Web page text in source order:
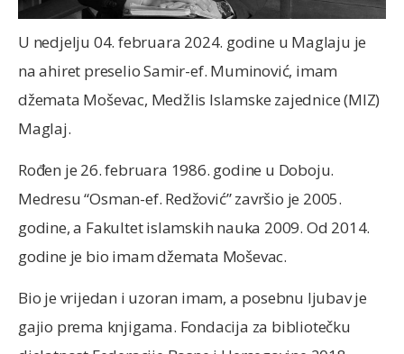
U nedjelju 04. februara 2024. godine u Maglaju je
na ahiret preselio Samir-ef. Muminović, imam
džemata Moševac, Medžlis Islamske zajednice (MIZ)
Maglaj.
Rođen je 26. februara 1986. godine u Doboju.
Medresu “Osman-ef. Redžović” završio je 2005.
godine, a Fakultet islamskih nauka 2009. Od 2014.
godine je bio imam džemata Moševac.
Bio je vrijedan i uzoran imam, a posebnu ljubav je
gajio prema knjigama. Fondacija za bibliotečku